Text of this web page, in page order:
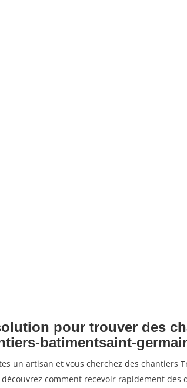
pour trouver des
batimentsaint-
un artisan et vous cherchez des chantiers
découvrez comment recevoir rapidement